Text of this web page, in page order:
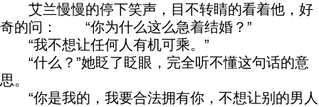
艾兰慢慢的停下笑声，目不转睛的看着他，好
奇的问： “你为什么这么急着结婚？”
“我不想让任何人有机可乘。”
“什么？”她眨了眨眼，完全听不懂这句话的意
思。
“你是我的，我要合法拥有你，不想让别的男人